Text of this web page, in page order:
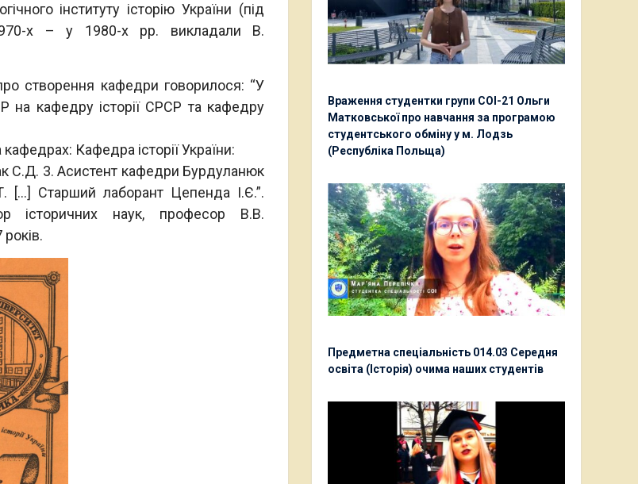
інституту історію України (під
1970-х – у 1980-х рр. викладали В.
створення кафедри говорилося: “У
на кафедру історії СРСР та кафедру
Кафедра історії України:
С.Д. 3. Асистент кафедри Бурдуланюк
[…] Старший лаборант Цепенда І.Є.”.
історичних наук, професор В.В.
Враження студентки групи СОІ-21 Ольги
Матковської про навчання за програмою
студентського обміну у м. Лодзь
(Республіка Польща)
Предметна спеціальність 014.03 Середня
освіта (Історія) очима наших студентів